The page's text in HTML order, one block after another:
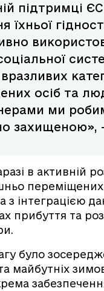
підтримці
їхньої
осіб та
ми
захищеною»,
в активній
інтеграцією
прибуття та
було
майбутніх